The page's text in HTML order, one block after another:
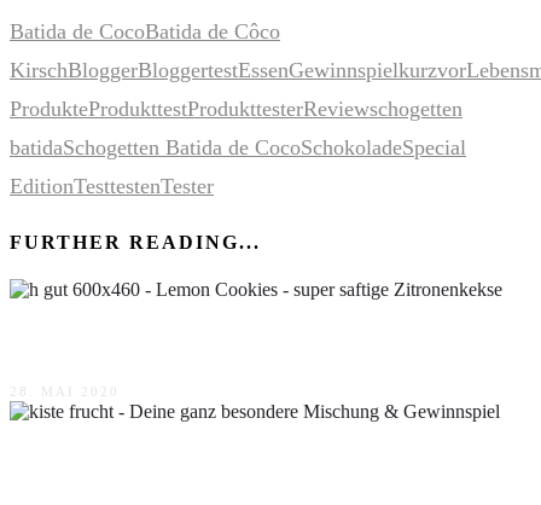
Batida de CocoBatida de Côco
KirschBloggerBloggertestEssenGewinnspielkurzvor
ProdukteProdukttestProdukttesterReviewschogetten
batidaSchogetten Batida de CocoSchokoladeSpecial
EditionTesttestenTester
FURTHER READING...
28. MAI 2020